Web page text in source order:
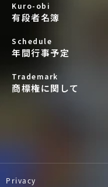
Kuro-obi
有段者名簿
Schedule
年間行事予定
Trademark
商標権に関して
Privacy